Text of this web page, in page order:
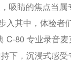
吸睛的焦点当属
入其中，体验者
C-80 专业录音
下，沉浸式感